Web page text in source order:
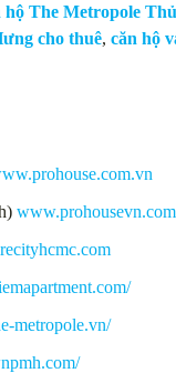
hộ The Metropole
cho thuê, căn hộ
www.prohousevn.com
metropole.vn/